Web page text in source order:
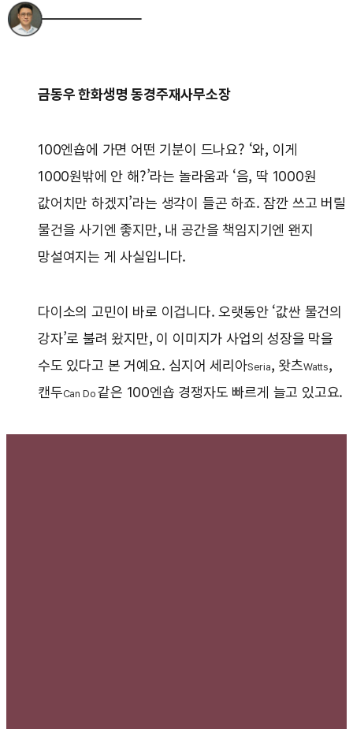
금동우 한화생명 동경주재사무소장
100엔숍에 가면 어떤 기분이 드나요? ‘와, 이게
1000원밖에 안 해?’라는 놀라움과 ‘음, 딱 1000원
값어치만 하겠지’라는 생각이 들곤 하죠. 잠깐 쓰고 버릴
물건을 사기엔 좋지만, 내 공간을 책임지기엔 왠지
망설여지는 게 사실입니다.
다이소의 고민이 바로 이겁니다. 오랫동안 ‘값싼 물건의
강자’로 불려 왔지만, 이 이미지가 사업의 성장을 막을
수도 있다고 본 거예요. 심지어 세리아Seria, 왓츠Watts,
캔두Can Do같은 100엔숍 경쟁자도 빠르게 늘고 있고요.